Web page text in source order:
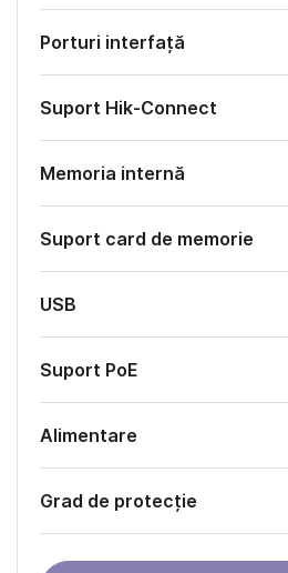
Porturi interfață
Suport Hik-Connect
Memoria internă
Suport card de memorie
USB
Suport PoE
Alimentare
Grad de protecție